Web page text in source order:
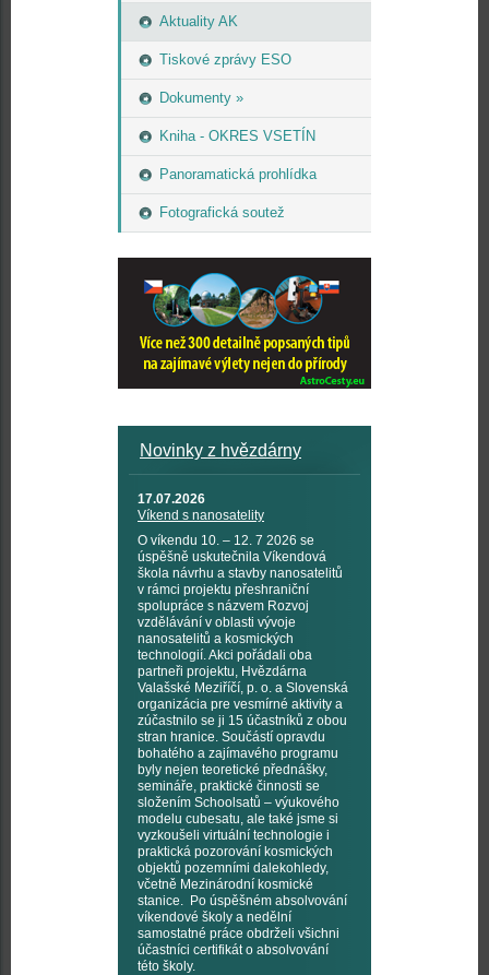
Aktuality AK
Tiskové zprávy ESO
Dokumenty »
Kniha - OKRES VSETÍN
Panoramatická prohlídka
Fotografická soutež
Novinky z hvězdárny
17.07.2026
Víkend s nanosatelity
O víkendu 10. – 12. 7 2026 se
úspěšně uskutečnila Víkendová
škola návrhu a stavby nanosatelitů
v rámci projektu přeshraniční
spolupráce s názvem Rozvoj
vzdělávání v oblasti vývoje
nanosatelitů a kosmických
technologií. Akci pořádali oba
partneři projektu, Hvězdárna
Valašské Meziříčí, p. o. a Slovenská
organizácia pre vesmírné aktivity a
zúčastnilo se ji 15 účastníků z obou
stran hranice. Součástí opravdu
bohatého a zajímavého programu
byly nejen teoretické přednášky,
semináře, praktické činnosti se
složením Schoolsatů – výukového
modelu cubesatu, ale také jsme si
vyzkoušeli virtuální technologie i
praktická pozorování kosmických
objektů pozemními dalekohledy,
včetně Mezinárodní kosmické
stanice. Po úspěšném absolvování
víkendové školy a nedělní
samostatné práce obdrželi všichni
účastníci certifikát o absolvování
této školy.